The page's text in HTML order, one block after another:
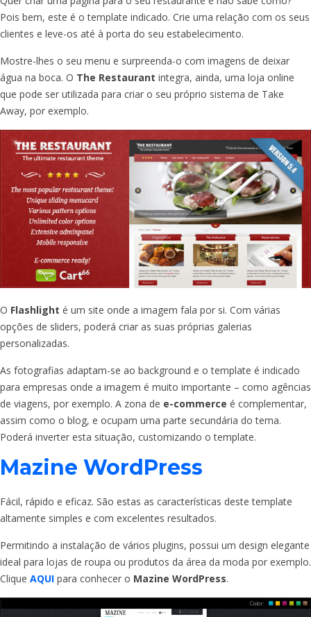
Pois bem, este é o template indicado. Crie uma relação com os seus
clientes e leve-os até à porta do seu estabelecimento.
Mostre-lhes o seu menu e surpreenda-o com imagens de deixar
água na boca. O The Restaurant integra, ainda, uma loja online
que pode ser utilizada para criar o seu próprio sistema de Take
Away, por exemplo.
O Flashlight é um site onde a imagem fala por si. Com várias
opções de sliders, poderá criar as suas próprias galerias
personalizadas.
As fotografias adaptam-se ao background e o template é indicado
para empresas onde a imagem é muito importante – como agências
de viagens, por exemplo. A zona de e-commerce é complementar,
assim como o blog, e ocupam uma parte secundária do tema.
Poderá inverter esta situação, customizando o template.
Mazine WordPress
Fácil, rápido e eficaz. São estas as características deste template
altamente simples e com excelentes resultados.
Permitindo a instalação de vários plugins, possui um design elegante
ideal para lojas de roupa ou produtos da área da moda por exemplo.
Clique AQUI para conhecer o Mazine WordPress.